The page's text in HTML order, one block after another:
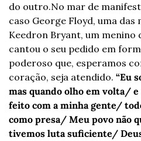
do outro.No mar de
caso George Floyd, uma das
Keedron Bryant, um menino
cantou o seu pedido em
poderoso que, esperamos
coração, seja atendido. “Eu
mas quando olho em volta/ e
feito com a minha gente/
como presa/ Meu povo não
tivemos luta suficiente/